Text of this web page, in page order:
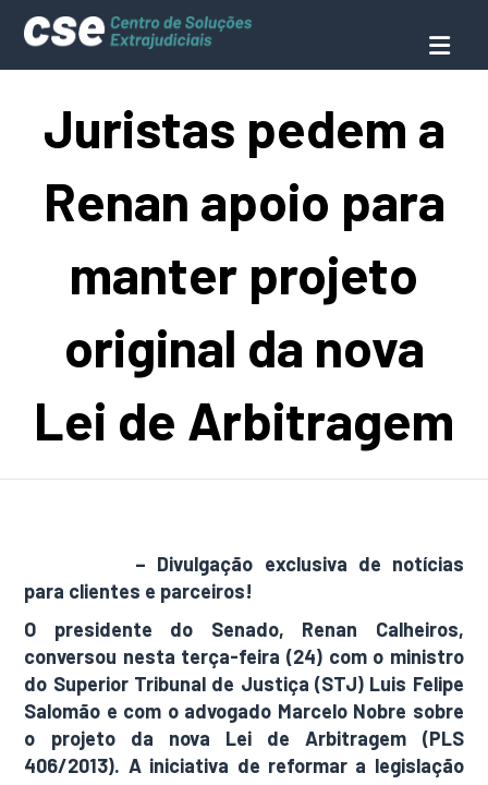
Juristas pedem a
Renan apoio para
manter projeto
original da nova
Lei de Arbitragem
– Divulgação exclusiva de notícias
para clientes e parceiros!
O presidente do Senado, Renan Calheiros,
conversou nesta terça-feira (24) com o ministro
do Superior Tribunal de Justiça (STJ) Luis Felipe
Salomão e com o advogado Marcelo Nobre sobre
o projeto da nova Lei de Arbitragem (PLS
406/2013). A iniciativa de reformar a legislação